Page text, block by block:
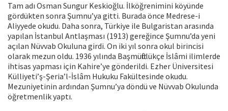
Tam adı Osman Sungur Keskioğlu. İlköğrenimini köyünde
gördükten sonra Şumnu’ya gitti. Burada önce Medrese-i
Aliyyede okudu. Daha sonra, Türkiye ile Bulgaristan arasında
yapılan İstanbul Antlaşması (1913) gereğince Şumnu’da yeni
açılan Nüvvab Okuluna girdi. On iki yıl sonra okul birincisi
olarak mezun oldu. 1936 yılında Başmüftülükçe İslâmi ilimlerde
ihtisas yapması için Kahire’ye gönderildi. Ezher Üniversitesi
Külliyeti’ş-Şeria’l-İslâm Hukuku Fakültesinde okudu.
Mezuniyetinin ardından Şumnu’ya döndü ve Nüvvab Okulunda
öğretmenlik yaptı.